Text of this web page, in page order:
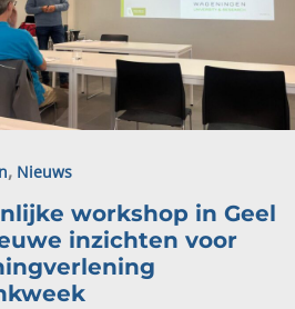
, Nieuws
workshop in Geel
inzichten voor